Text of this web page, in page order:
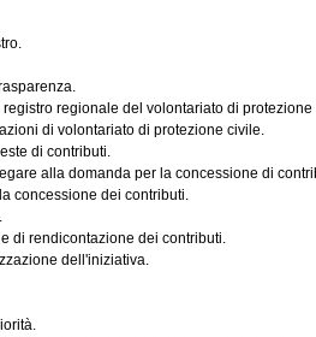
regionale del volontariato di protezione
di volontariato di protezione civile.
di contributi.
alla domanda per la concessione di
concessione dei contributi.
di rendicontazione dei contributi.
dell'iniziativa.